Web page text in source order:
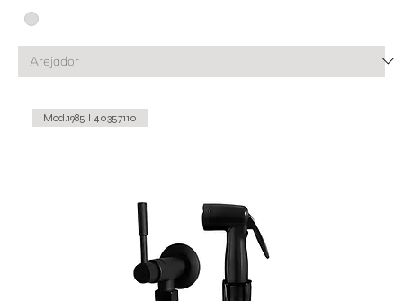
Mod.1985 I 40357110